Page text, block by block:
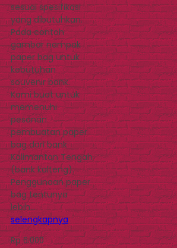
sesuai spesifikasi
yang dibutuhkan.
Pada contoh
gambar nampak
paper bag untuk
kebutuhan
souvenir bank.
Kami buat untuk
memenuhi
pesanan
pembuatan paper
bag dari bank
Kalimantan Tengah
(bank kalteng).
Penggunaan paper
bag tentunya
lebih…
selengkapnya
Rp 6.000